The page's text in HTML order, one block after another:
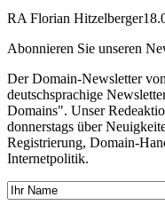
RA Florian Hitzelberger
Abonnieren Sie unseren
Der Domain-Newsletter
deutschsprachige
Domains". Unser
donnerstags über
Registrierung, Domain-
Internetpolitik.